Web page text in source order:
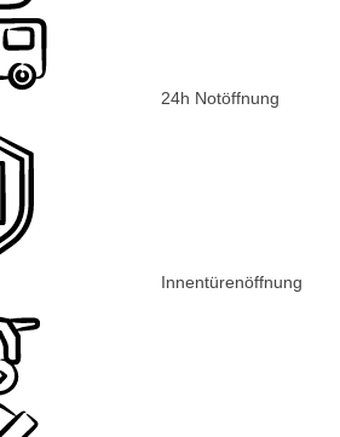
24h Notöffnung
Innentürenöffnung